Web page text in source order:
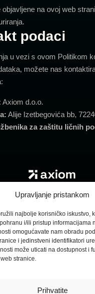
Upravljanje pristankom
najbolje korisničko iskustvo,
i/ili pristup informacijama
omogućavate nam obradu
i jedinstveni identifikatori
može uticati na dostupnost i
stranice.
Prihvatite
na ovoj web
podaci
u vezi s ovom Politikom
možete nas
Axiom d.o.o.
Alije Izetbegovića bb,
za zaštitu ličnih
Politika kolačića Izjava o
Opći uslovi poslovanja
© 2026 Axiom. Sva prava